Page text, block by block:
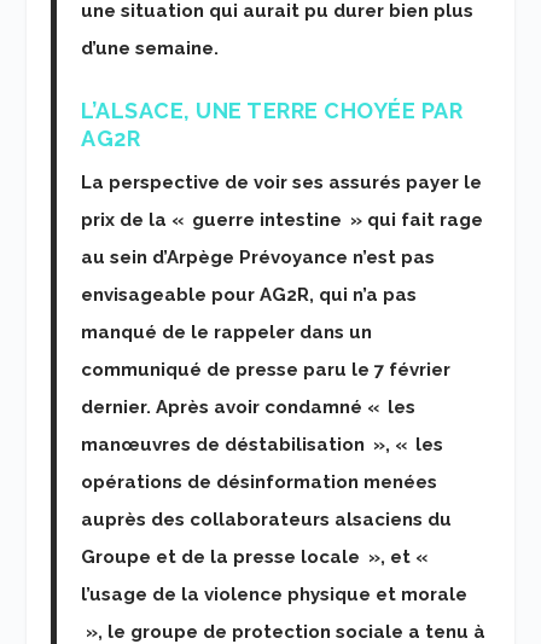
une situation qui aurait pu durer bien plus
d’une semaine.
L’ALSACE, UNE TERRE CHOYÉE PAR
AG2R
La perspective de voir ses assurés payer le
prix de la « guerre intestine » qui fait rage
au sein d’Arpège Prévoyance n’est pas
envisageable pour AG2R, qui n’a pas
manqué de le rappeler dans un
communiqué de presse paru le 7 février
dernier. Après avoir condamné « les
manœuvres de déstabilisation », « les
opérations de désinformation menées
auprès des collaborateurs alsaciens du
Groupe et de la presse locale », et «
l’usage de la violence physique et morale
», le groupe de protection sociale a tenu à